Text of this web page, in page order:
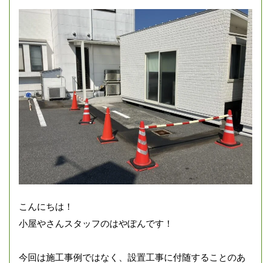
こんにちは！
小屋やさんスタッフのはやぽんです！
今回は施工事例ではなく、設置工事に付随することのあ